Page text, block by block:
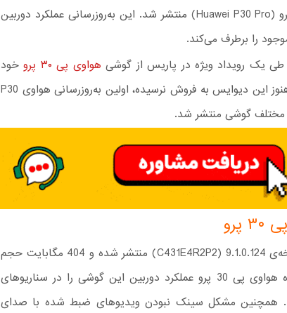
اولین آپدیت هواوی پی 30 پرو (Huawei P30 Pro) منتشر شد. این به‌روزرسانی عملکرد دوربین
را برطرف می‌کند.
یک رویداد ویژه در پاریس از گوشی هواوی پی ۳۰ پرو
خود
پرده برداشت. و در حالی که هنوز این دیوایس به فروش نرسیده، اولین به‌روزرسانی هواوی P30
این به‌روزرسانی با شماره نسخه‌ی 9.1.0.124 (C431E4R2P2) منتشر شده و 404 مگابایت حجم
دارد. به روزرسانی منتشر شده هواوی پی 30 پرو عملکرد دوربین این گوشی را در سناریوهای
همچنین مشکل سینک نبودن ویدیوهای ضبط شده با صدای